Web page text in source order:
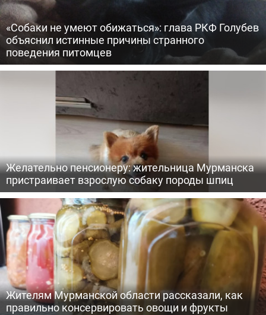
«Собаки не умеют обижаться»: глава РКФ Голубев
объяснил истинные причины странного
поведения питомцев
Желательно пенсионеру: жительница Мурманска
пристраивает взрослую собаку породы шпиц
Жителям Мурманской области рассказали, как
правильно консервировать овощи и фрукты